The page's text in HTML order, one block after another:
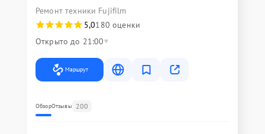
Ремонт техники Fujifilm
5,0180 оценки
Открыто до 21:00
Маршрут
ОбзорОтзывы 200